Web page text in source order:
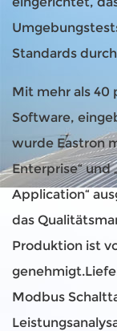
Standards
Mit mehr als 40
Software,
wurde Eastron
Enterprise“ und
Application“
das
Produktion ist
genehmigt.
Modbus